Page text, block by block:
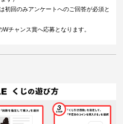
初回のみアンケートへのご回答が必須と
チャンス賞へ応募となります。